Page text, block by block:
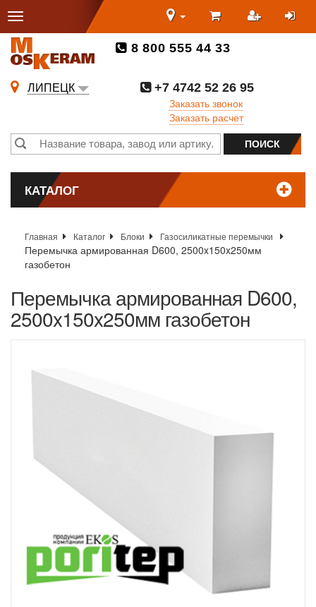
8 800 555 44 33
ЛИПЕЦК
+7 4742 52 26 95
Заказать звонок
Заказать расчет
КАТАЛОГ
Главная Каталог Блоки Газосиликатные перемычки
Перемычка армированная D600, 2500x150x250мм
газобетон
Перемычка армированная D600,
2500x150x250мм газобетон